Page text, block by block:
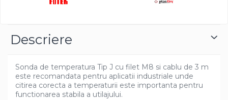
Descriere
Sonda de temperatura Tip J cu filet M8 si cablu de 3 m
este recomandata pentru aplicatii industriale unde
citirea corecta a temperaturii este importanta pentru
functionarea stabila a utilajului.